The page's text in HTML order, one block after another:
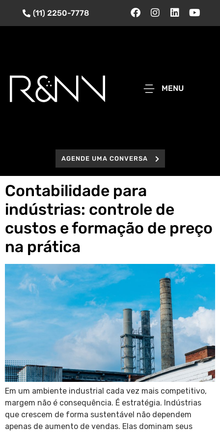
(11) 2250-7778
MENU
AGENDE UMA CONVERSA
Contabilidade para
indústrias: controle de
custos e formação de preço
na prática
Em um ambiente industrial cada vez mais competitivo,
margem não é consequência. É estratégia. Indústrias
que crescem de forma sustentável não dependem
apenas de aumento de vendas. Elas dominam seus